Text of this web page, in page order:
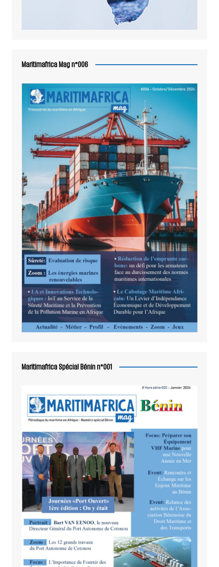
Maritimafrica Mag n°006
Maritimafrica Spécial Bénin n°001